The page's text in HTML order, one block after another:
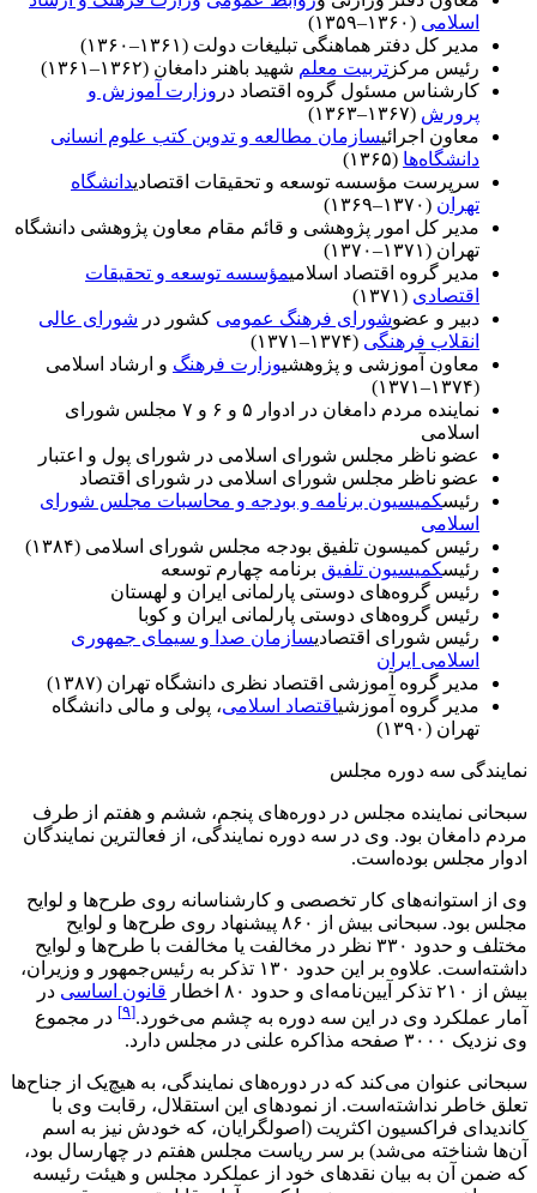
اسلامی (۱۳۶۰–۱۳۵۹)
مدیر کل دفتر هماهنگی تبلیغات دولت (۱۳۶۱–۱۳۶۰)
رئیس مرکز تربیت معلم شهید باهنر دامغان (۱۳۶۲–۱۳۶۱)
کارشناس مسئول گروه اقتصاد در وزارت آموزش و
پرورش (۱۳۶۷–۱۳۶۳)
معاون اجرائیسازمان مطالعه و تدوین کتب علوم انسانی
دانشگاه‌ها (۱۳۶۵)
سرپرست مؤسسه توسعه و تحقیقات اقتصادیدانشگاه
تهران (۱۳۷۰–۱۳۶۹)
مدیر کل امور پژوهشی و قائم مقام معاون پژوهشی دانشگاه
تهران (۱۳۷۱–۱۳۷۰)
مدیر گروه اقتصاد اسلامیمؤسسه توسعه و تحقیقات
اقتصادی (۱۳۷۱)
دبیر و عضوشورای فرهنگ عمومی کشور در شورای عالی
انقلاب فرهنگی (۱۳۷۴–۱۳۷۱)
معاون آموزشی و پژوهشیوزارت فرهنگ و ارشاد اسلامی
(۱۳۷۴–۱۳۷۱)
نماینده مردم دامغان در ادوار ۵ و ۶ و ۷ مجلس شورای
اسلامی
عضو ناظر مجلس شورای اسلامی در شورای پول و اعتبار
عضو ناظر مجلس شورای اسلامی در شورای اقتصاد
رئیسکمیسیون برنامه و بودجه و محاسبات مجلس شورای
اسلامی
رئیس کمیسون تلفیق بودجه مجلس شورای اسلامی (۱۳۸۴)
رئیسکمیسیون تلفیق برنامه چهارم توسعه
رئیس گروه‌های دوستی پارلمانی ایران و لهستان
رئیس گروه‌های دوستی پارلمانی ایران و کوبا
رئیس شورای اقتصادیسازمان صدا و سیمای جمهوری
اسلامی ایران
مدیر گروه آموزشی اقتصاد نظری دانشگاه تهران (۱۳۸۷)
مدیر گروه آموزشیاقتصاد اسلامی، پولی و مالی دانشگاه
تهران (۱۳۹۰)
نمایندگی سه دوره مجلس
سبحانی نماینده مجلس در دوره‌های پنجم، ششم و هفتم از طرف
مردم دامغان بود. وی در سه دوره نمایندگی، از فعالترین نمایندگان
ادوار مجلس بوده‌است.
وی از استوانه‌های کار تخصصی و کارشناسانه روی طرح‌ها و لوایح
مجلس بود. سبحانی بیش از ۸۶۰ پیشنهاد روی طرح‌ها و لوایح
مختلف و حدود ۳۳۰ نظر در مخالفت یا مخالفت با طرح‌ها و لوایح
داشته‌است. علاوه بر این حدود ۱۳۰ تذکر به رئیس‌جمهور و وزیران،
بیش از ۲۱۰ تذکر آیین‌نامه‌ای و حدود ۸۰ اخطار
قانون اساسی در
آمار عملکرد وی در این سه دوره به چشم می‌خورد.[۹]
در مجموع
وی نزدیک ۳۰۰۰ صفحه مذاکره علنی در مجلس دارد.
سبحانی عنوان می‌کند که در دوره‌های نمایندگی، به هیچ‌یک از جناح‌ها
تعلق خاطر نداشته‌است. از نمودهای این استقلال، رقابت وی با
کاندیدای فراکسیون اکثریت (اصولگرایان، که خودش نیز به اسم
آن‌ها شناخته می‌شد) بر سر ریاست مجلس هفتم در چهارسال بود،
که ضمن آن به بیان نقدهای خود از عملکرد مجلس و هیئت رئیسه